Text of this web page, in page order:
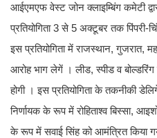
आईएमएफ वेस्ट जोन क्लाइम्बिंग कमेटी
प्रतियोगिता 3 से 5 अक्टूबर तक
इस प्रतियोगिता में राजस्थान, गुजरात,
आरोह भाग लेगें । लीड, स्पीड व बोल्डरिंग
होगी । इस प्रतियोगिता के तकनीकी
निर्णायक के रूप में रोहिताश्व बिस्सा,
के रूप में सवाई सिंह को आमंत्रित किया